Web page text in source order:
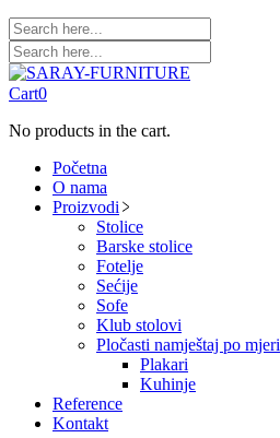
Cart0
No products in the cart.
Početna
O nama
Proizvodi
Stolice
Barske stolice
Fotelje
Sećije
Sofe
Klub stolovi
Pločasti namještaj po mjeri
Plakari
Kuhinje
Reference
Kontakt